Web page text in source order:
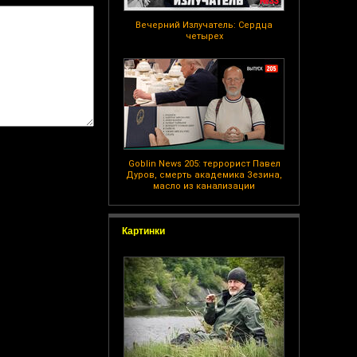
Вечерний Излучатель: Сердца
четырех
Goblin News 205: террорист Павел
Дуров, смерть академика Зезина,
масло из канализации
Картинки